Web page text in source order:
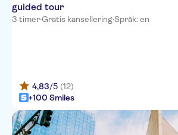
guided tour
3 timer·Gratis kansellering·Språk: en
4,83/5 (12)
+100 Smiles